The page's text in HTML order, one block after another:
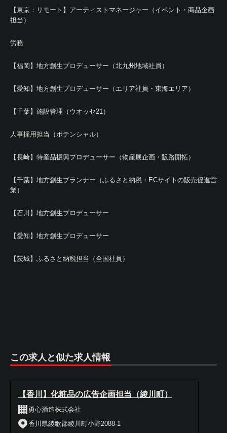
【東京：リモート】アーティストマネージャー（イベント・商品企画
担当）
労務
【福岡】地方創生プロデューサー（北九州地域社員）
【愛知】地方創生プロデューサー（エリア社員・東海エリア）
【千葉】施設管理（ウオッセ21）
人事採用担当（ポテンシャル）
【長崎】特産品振興プロデューサー（物産展企画・販路開拓）
【千葉】地方創生プランナー（ふるさと納税・ECサイトの販売促進営
業）
【石川】地方創生プロデューサー
【愛知】地方創生プロデューサー
【茨城】ふるさと納税担当（全国社員）
この求人と似た求人情報
【香川】化粧品の広告企画担当（綾川町）
勇心酒造株式会社
香川県綾歌郡綾川町小野2088-1